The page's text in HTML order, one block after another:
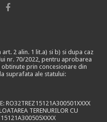
2 alin. 1 lit.a) si b) si dupa caz
nr. 70/2022, pentru aprobarea
prin concesionare din
suprafata ale statului:
RO32TREZ15121A300501XXXX
TERENURILOR CU